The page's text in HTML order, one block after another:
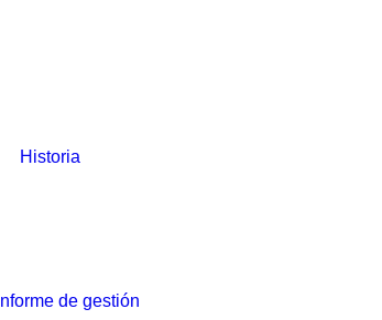
Historia
Informe de gestión